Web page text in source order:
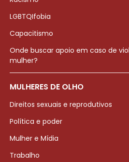
LGBTQIfobia
Capacitismo
Onde buscar apoio em caso de
mulher?
MULHERES DE OLHO
Direitos sexuais e reprodutivos
Política e poder
Mulher e Mídia
Trabalho